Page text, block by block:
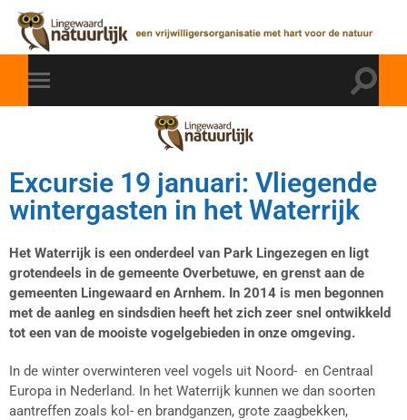
Excursie 19 januari: Vliegende
wintergasten in het Waterrijk
Het Waterrijk is een onderdeel van Park Lingezegen en ligt
grotendeels in de gemeente Overbetuwe, en grenst aan de
gemeenten Lingewaard en Arnhem. In 2014 is men begonnen
met de aanleg en sindsdien heeft het zich zeer snel ontwikkeld
tot een van de mooiste vogelgebieden in onze omgeving.
In de winter overwinteren veel vogels uit Noord- en Centraal
Europa in Nederland. In het Waterrijk kunnen we dan soorten
aantreffen zoals kol- en brandganzen, grote zaagbekken,